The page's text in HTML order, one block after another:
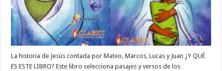
La historia de Jesús contada por Mateo, Marcos, Lucas y Juan ¿Y QUÉ
ES ESTE LIBRO? Este libro selecciona pasajes y versos de los